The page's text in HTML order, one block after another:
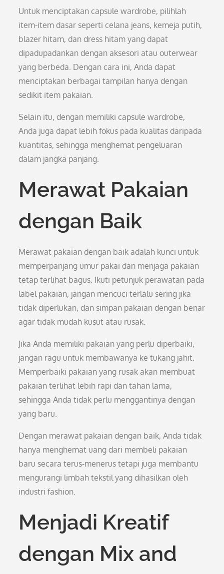
Untuk menciptakan capsule wardrobe, pilihlah
item-item dasar seperti celana jeans, kemeja putih,
blazer hitam, dan dress hitam yang dapat
dipadupadankan dengan aksesori atau outerwear
yang berbeda. Dengan cara ini, Anda dapat
menciptakan berbagai tampilan hanya dengan
sedikit item pakaian.
Selain itu, dengan memiliki capsule wardrobe,
Anda juga dapat lebih fokus pada kualitas daripada
kuantitas, sehingga menghemat pengeluaran
dalam jangka panjang.
Merawat Pakaian
dengan Baik
Merawat pakaian dengan baik adalah kunci untuk
memperpanjang umur pakai dan menjaga pakaian
tetap terlihat bagus. Ikuti petunjuk perawatan pada
label pakaian, jangan mencuci terlalu sering jika
tidak diperlukan, dan simpan pakaian dengan benar
agar tidak mudah kusut atau rusak.
Jika Anda memiliki pakaian yang perlu diperbaiki,
jangan ragu untuk membawanya ke tukang jahit.
Memperbaiki pakaian yang rusak akan membuat
pakaian terlihat lebih rapi dan tahan lama,
sehingga Anda tidak perlu menggantinya dengan
yang baru.
Dengan merawat pakaian dengan baik, Anda tidak
hanya menghemat uang dari membeli pakaian
baru secara terus-menerus tetapi juga membantu
mengurangi limbah tekstil yang dihasilkan oleh
industri fashion.
Menjadi Kreatif
dengan Mix and